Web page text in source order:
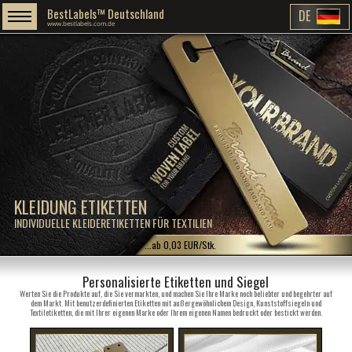
KLEIDUNG ETIKETTEN
INDIVIDUELLE KLEIDERETIKETTEN FÜR TEXTILIEN
BestLabels™ Deutschland
www.bestlabels.com.de DE
...ab 0,03 EUR/Stk.
Personalisierte Etiketten und Siegel
Werten Sie die Produkte auf, die Sie vermarkten, und machen Sie Ihre Marke noch beliebter und begehrter auf
dem Markt. Mit benutzerdefinierten Etiketten mit außergewöhnlichem Design, Kunststoffsiegeln und
Textiletiketten, die mit Ihrer eigenen Marke oder Ihrem eigenen Namen bedruckt oder bestickt werden.